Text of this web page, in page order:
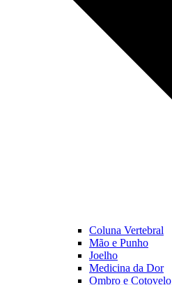
Coluna Vertebral
Mão e Punho
Joelho
Medicina da Dor
Ombro e Cotovelo